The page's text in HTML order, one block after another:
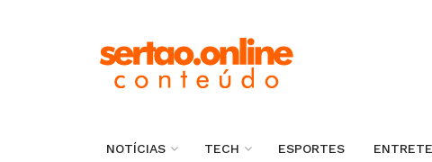
NOTÍCIAS TECH ESPORTES